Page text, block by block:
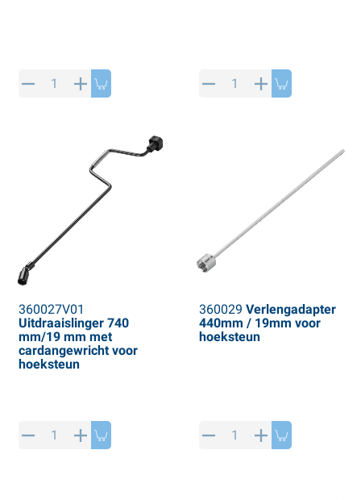
360027V01
Uitdraaislinger 740
mm/19 mm met
cardangewricht voor
hoeksteun
360029 Verlengadapter
440mm / 19mm voor
hoeksteun